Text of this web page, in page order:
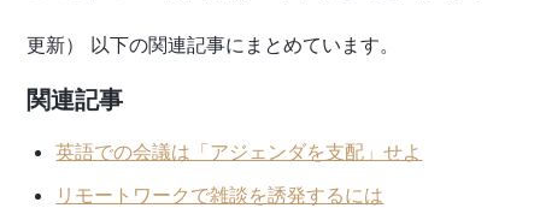
更新） 以下の関連記事にまとめています。
関連記事
英語での会議は「アジェンダを支配」せよ
リモートワークで雑談を誘発するには